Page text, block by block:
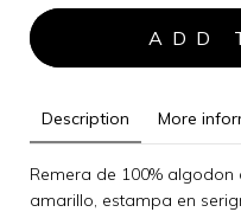
Description More
Remera de 100%
amarillo, estampa en